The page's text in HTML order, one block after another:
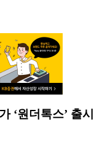
‘원더톡스’ 출시